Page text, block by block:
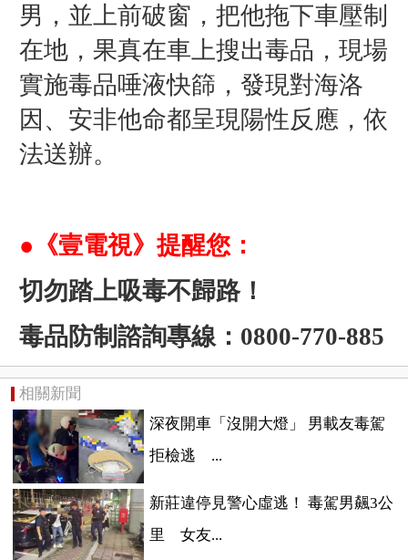
男，並上前破窗，把他拖下車壓制
在地，果真在車上搜出毒品，現場
實施毒品唾液快篩，發現對海洛
因、安非他命都呈現陽性反應，依
法送辦。
●《壹電視》提醒您：
切勿踏上吸毒不歸路！
毒品防制諮詢專線：0800-770-885
相關新聞
深夜開車「沒開大燈」 男載友毒駕
拒檢逃 ...
新莊違停見警心虛逃！ 毒駕男飆3公
里 女友...